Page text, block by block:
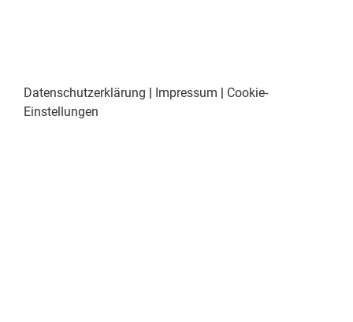
Datenschutzerklärung | Impressum | Cookie-
Einstellungen